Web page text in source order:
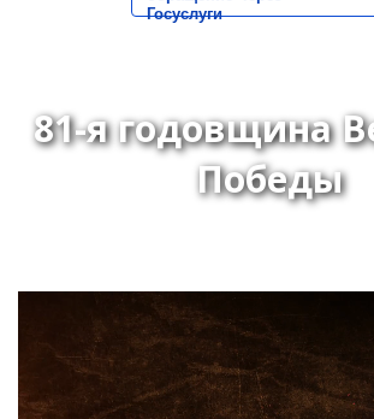
Госуслуги
81-я годовщина
Победы